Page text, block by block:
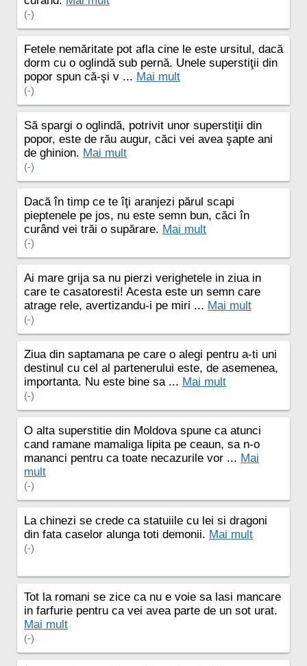
(-)
Fetele nemăritate pot afla cine le este ursitul, dacă
dorm cu o oglindă sub pernă. Unele superstiţii din
popor spun că-şi v ... Mai mult
(-)
Să spargi o oglindă, potrivit unor superstiţii din
popor, este de rău augur, căci vei avea şapte ani
de ghinion. Mai mult
(-)
Dacă în timp ce te îţi aranjezi părul scapi
pieptenele pe jos, nu este semn bun, căci în
curând vei trăi o supărare. Mai mult
(-)
Ai mare grija sa nu pierzi verighetele in ziua in
care te casatoresti! Acesta este un semn care
atrage rele, avertizandu-i pe miri ... Mai mult
(-)
Ziua din saptamana pe care o alegi pentru a-ti uni
destinul cu cel al partenerului este, de asemenea,
importanta. Nu este bine sa ... Mai mult
(-)
O alta superstitie din Moldova spune ca atunci
cand ramane mamaliga lipita pe ceaun, sa n-o
mananci pentru ca toate necazurile vor ... Mai
mult
(-)
La chinezi se crede ca statuiile cu lei si dragoni
din fata caselor alunga toti demonii. Mai mult
(-)
Tot la romani se zice ca nu e voie sa lasi mancare
in farfurie pentru ca vei avea parte de un sot urat.
Mai mult
(-)